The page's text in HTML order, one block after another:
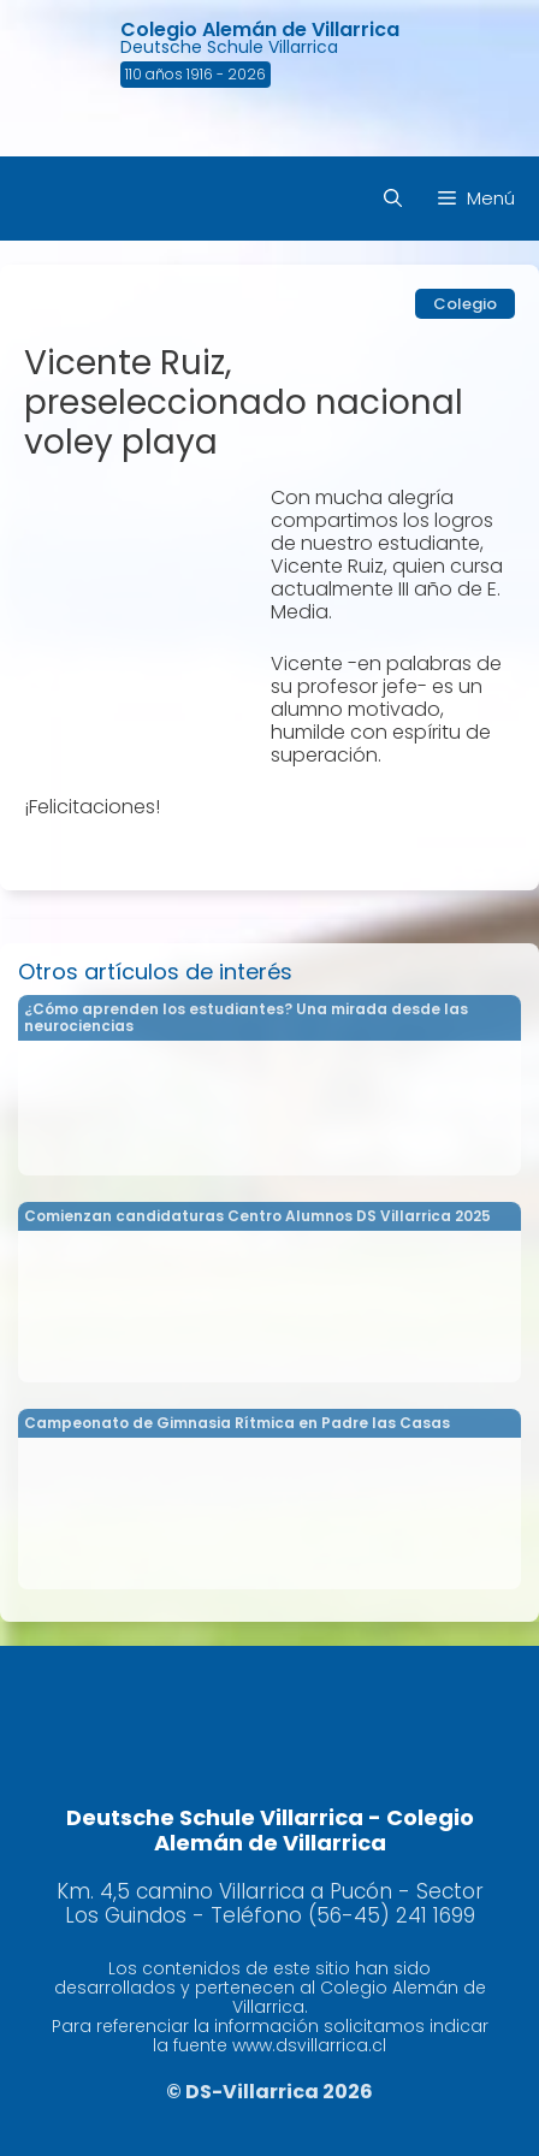
Colegio Alemán de Villarrica
Deutsche Schule Villarrica
110 años 1916 - 2026
Menú
Colegio
Vicente Ruiz,
preseleccionado nacional
voley playa
Con mucha alegría
compartimos los logros
de nuestro estudiante,
Vicente Ruiz, quien cursa
actualmente III año de E.
Media.
Vicente -en palabras de
su profesor jefe- es un
alumno motivado,
humilde con espíritu de
superación.
¡Felicitaciones!
Otros artículos de interés
¿Cómo aprenden los estudiantes? Una mirada desde las
neurociencias
Comienzan candidaturas Centro Alumnos DS Villarrica 2025
Campeonato de Gimnasia Rítmica en Padre las Casas
Deutsche Schule Villarrica - Colegio
Alemán de Villarrica
Km. 4,5 camino Villarrica a Pucón - Sector
Los Guindos - Teléfono (56-45) 241 1699
Los contenidos de este sitio han sido
desarrollados y pertenecen al Colegio Alemán de
Villarrica.
Para referenciar la información solicitamos indicar
la fuente www.dsvillarrica.cl
© DS-Villarrica 2026